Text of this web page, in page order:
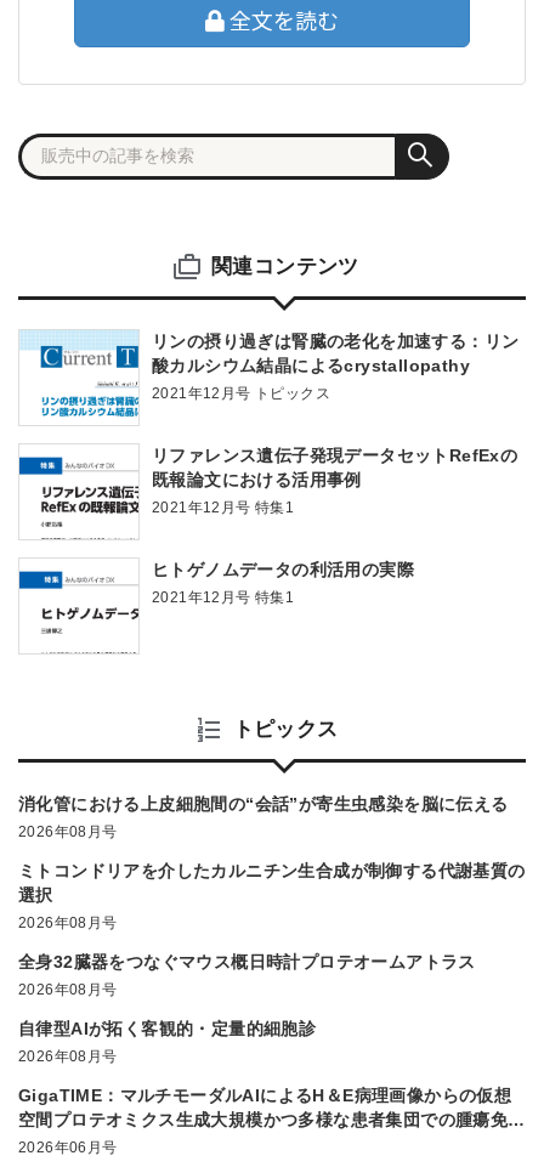
全文を読む
関連コンテンツ
リンの摂り過ぎは腎臓の老化を加速する：リン
酸カルシウム結晶によるcrystallopathy
2021年12月号 トピックス
リファレンス遺伝子発現データセットRefExの
既報論文における活用事例
2021年12月号 特集1
ヒトゲノムデータの利活用の実際
2021年12月号 特集1
トピックス
消化管における上皮細胞間の“会話”が寄生虫感染を脳に伝える
2026年08月号
ミトコンドリアを介したカルニチン生合成が制御する代謝基質の
選択
2026年08月号
全身32臓器をつなぐマウス概日時計プロテオームアトラス
2026年08月号
自律型AIが拓く客観的・定量的細胞診
2026年08月号
GigaTIME：マルチモーダルAIによるH＆E病理画像からの仮想
空間プロテオミクス生成大規模かつ多様な患者集団での腫瘍免疫
微小環境解析を実現
2026年06月号